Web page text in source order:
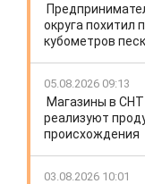
округа похитил
кубометров
05.08.2026 09:13
Магазины в
реализуют
происхождения
03.08.2026 10:01